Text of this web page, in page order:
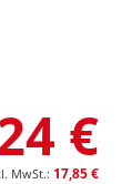
€
17,85 €